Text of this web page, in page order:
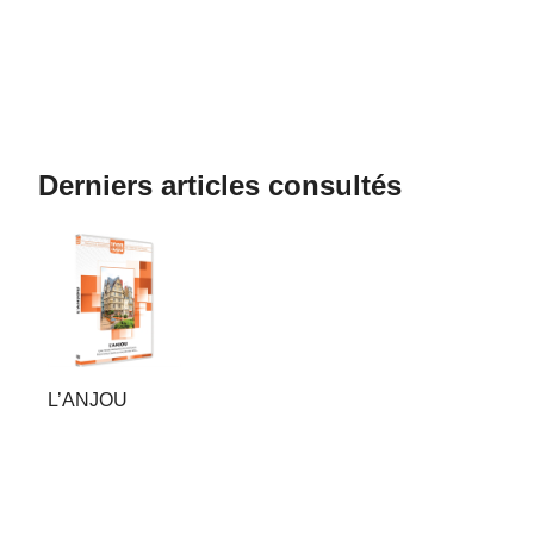
Derniers articles consultés
L’ANJOU